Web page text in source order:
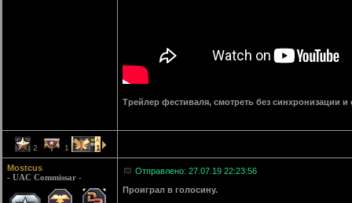
Трейлер фестиваля, смотреть без синхронизации и
2 1 1
Mostcus
- UAC Commissar -
Отправлено: 27.07.19 22:23:56
Проиграл в голосину.